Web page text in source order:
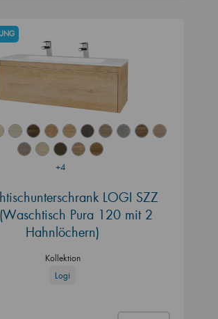
+4
LOGI SZZ
Pura 120 mit 2
Hahnlöchern)
Kollektion
Logi